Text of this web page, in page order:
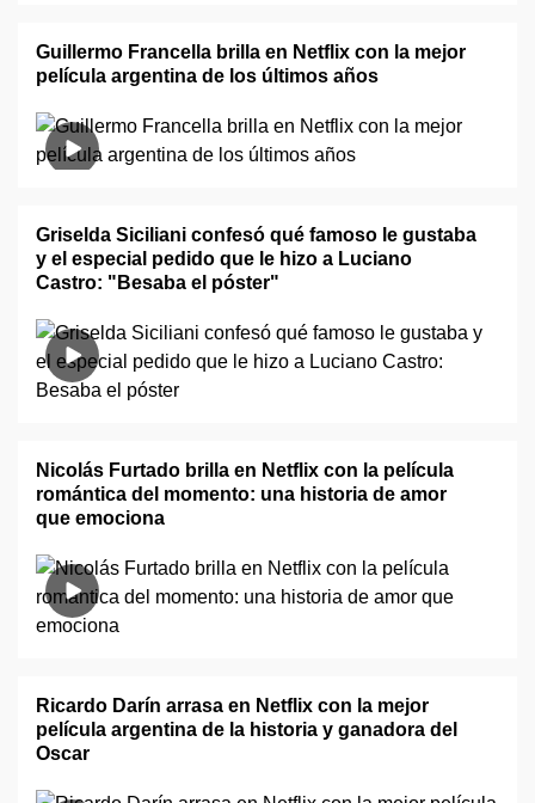
Guillermo Francella brilla en Netflix con la mejor
película argentina de los últimos años
Griselda Siciliani confesó qué famoso le gustaba
y el especial pedido que le hizo a Luciano
Castro: "Besaba el póster"
Nicolás Furtado brilla en Netflix con la película
romántica del momento: una historia de amor
que emociona
Ricardo Darín arrasa en Netflix con la mejor
película argentina de la historia y ganadora del
Oscar